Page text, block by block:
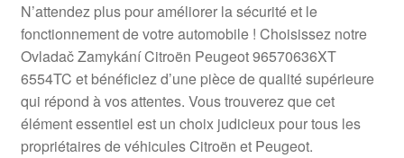
N’attendez plus pour améliorer la sécurité et le
fonctionnement de votre automobile ! Choisissez notre
Ovladač Zamykání Citroën Peugeot 96570636XT
6554TC et bénéficiez d’une pièce de qualité supérieure
qui répond à vos attentes. Vous trouverez que cet
élément essentiel est un choix judicieux pour tous les
propriétaires de véhicules Citroën et Peugeot.